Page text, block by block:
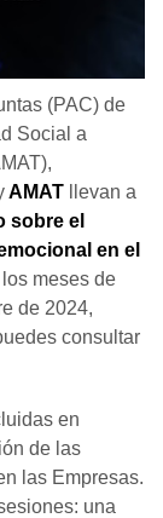
(PAC) de
Social a
AMAT llevan a
sobre el
en el
meses de
de 2024,
consultar
en
de las
las Empresas.
una